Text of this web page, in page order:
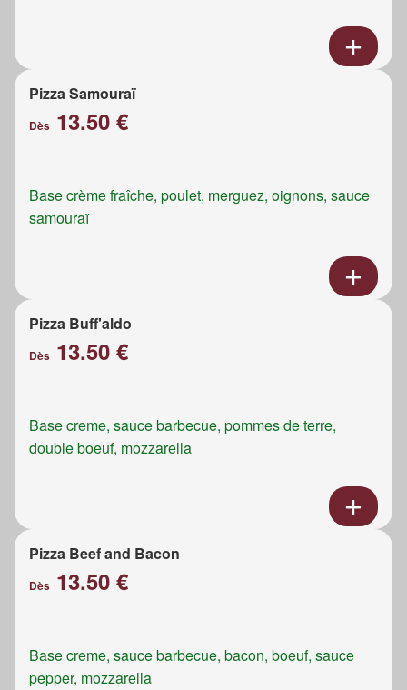
Pizza Samouraï
Dès 13.50 €
Base crème fraîche, poulet, merguez, oignons, sauce
samouraï
Pizza Buff'aldo
Dès 13.50 €
Base creme, sauce barbecue, pommes de terre,
double boeuf, mozzarella
Pizza Beef and Bacon
Dès 13.50 €
Base creme, sauce barbecue, bacon, boeuf, sauce
pepper, mozzarella